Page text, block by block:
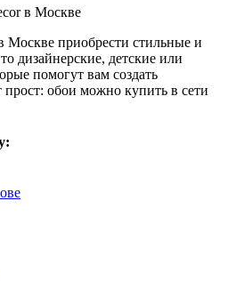
в Москве
приобрести стильные и
дизайнерские, детские или
помогут вам создать
прост: обои можно купить в сети